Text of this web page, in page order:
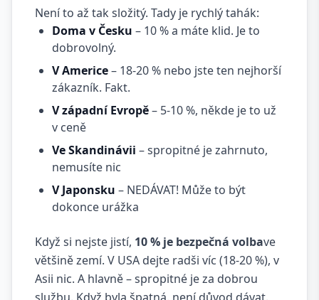
Není to až tak složitý. Tady je rychlý tahák:
Doma v Česku – 10 % a máte klid. Je to
dobrovolný.
V Americe– 18-20 % nebo jste ten nejhorší
zákazník. Fakt.
V západní Evropě– 5-10 %, někde je to už
v ceně
Ve Skandinávii – spropitné je zahrnuto,
nemusíte nic
V Japonsku – NEDÁVAT! Může to být
dokonce urážka
Když si nejste jistí, 10 % je bezpečná volbave
většině zemí. V USA dejte radši víc (18-20 %), v
Asii nic. A hlavně – spropitné je za dobrou